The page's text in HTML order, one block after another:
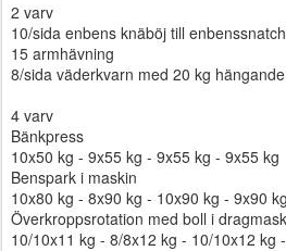
2 varv
10/sida enbens knäböj till
15 armhävning
8/sida väderkvarn med 20 kg
4 varv
Bänkpress
10x50 kg - 9x55 kg - 9x55 kg - 9x55 kg
Benspark i maskin
10x80 kg - 8x90 kg - 10x90 kg - 9x90 kg
Överkroppsrotation med boll i
10/10x11 kg - 8/8x12 kg - 10/10x12 kg